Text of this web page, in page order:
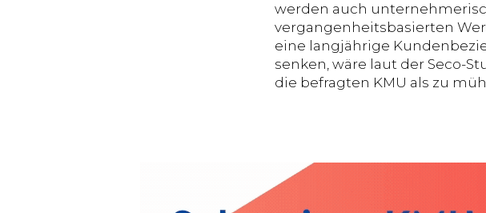
werden auch
vergangenheitsbasierten
eine langjährige
senken, wäre laut der Seco-
die befragten KMU als zu